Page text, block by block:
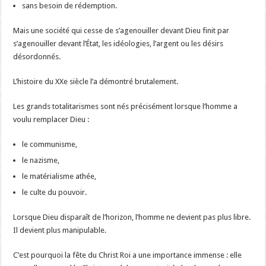
sans besoin de rédemption.
Mais une société qui cesse de s’agenouiller devant Dieu finit par
s’agenouiller devant l’État, les idéologies, l’argent ou les désirs
désordonnés.
L’histoire du XXe siècle l’a démontré brutalement.
Les grands totalitarismes sont nés précisément lorsque l’homme a
voulu remplacer Dieu :
le communisme,
le nazisme,
le matérialisme athée,
le culte du pouvoir.
Lorsque Dieu disparaît de l’horizon, l’homme ne devient pas plus libre.
Il devient plus manipulable.
C’est pourquoi la fête du Christ Roi a une importance immense : elle